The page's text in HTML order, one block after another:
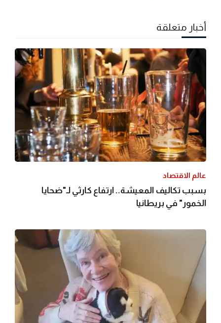
أخبار متعلقة
عالم الاقتصاد
بسبب تكاليف المعيشة.. ارتفاع كارثي لـ"ضحايا
الخمور" في بريطانيا